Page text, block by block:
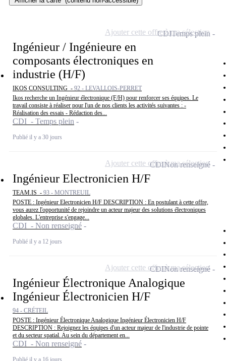
Ingénieur / Ingénieure en
composants électroniques en
industrie (H/F)
IKOS CONSULTING - 92 - LEVALLOIS-PERRET
Ikos recherche un Ingénieur électronique (F/H) pour renforcer ses équipes. Le
travail consiste à réaliser pour l'un de nos clients les activités suivantes : -
Réalisation des essais - Rédaction des...
CDI - Temps plein
Publié il y a 30 jours
CDITemps plein
Ajouter cette offre à ma sélection
Ingénieur Electronicien H/F
TEAM.IS - 93 - MONTREUIL
POSTE : Ingénieur Electronicien H/F DESCRIPTION : En postulant à cette offre,
vous aurez l'opportunité de rejoindre un acteur majeur des solutions électroniques
globales. L'entreprise s'engage...
CDI - Non renseigné
Publié il y a 12 jours
CDINon renseigné
Ajouter cette offre à ma sélection
Ingénieur Électronique Analogique
Ingénieur Électronicien H/F
94 - CRÉTEIL
POSTE : Ingénieur Électronique Analogique Ingénieur Électronicien H/F
DESCRIPTION : Rejoignez les équipes d'un acteur majeur de l'industrie de pointe
et du secteur spatial. Au sein du département en...
CDI - Non renseigné
CDINon renseigné
Ajouter cette offre à ma sélection